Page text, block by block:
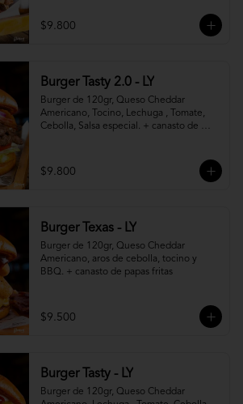
$9.800
Burger Tasty 2.0 - LY
Burger de 120gr, Queso Cheddar
Americano, Tocino, Lechuga , Tomate,
Cebolla, Salsa especial. + canasto de
$9.800
Burger Texas - LY
Burger de 120gr, Queso Cheddar
Americano, aros de cebolla, tocino y
BBQ. + canasto de papas fritas
$9.500
Burger Tasty - LY
Burger de 120gr, Queso Cheddar